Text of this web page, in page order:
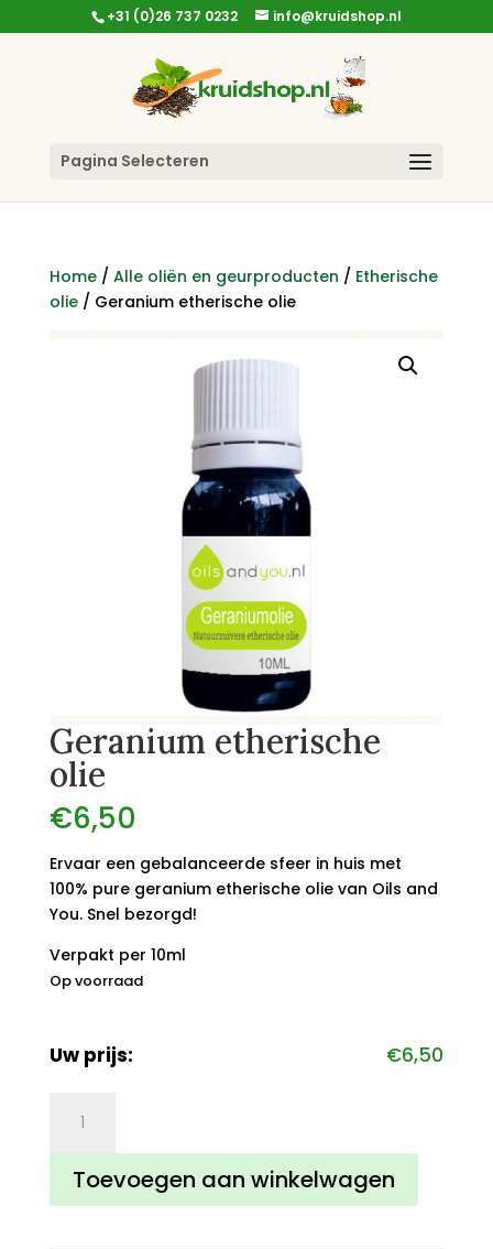
+31 (0)26 737 0232 info@kruidshop.nl
Pagina Selecteren
Home/ Alle oliën en geurproducten / Etherische
olie/ Geranium etherische olie
Geranium etherische
olie
€6,50
Ervaar een gebalanceerde sfeer in huis met
100% pure geranium etherische olie van Oils and
You. Snel bezorgd!
Verpakt per 10ml
Op voorraad
Uw prijs: €6,50
etherische
olie
aantal
Toevoegen aan winkelwagen